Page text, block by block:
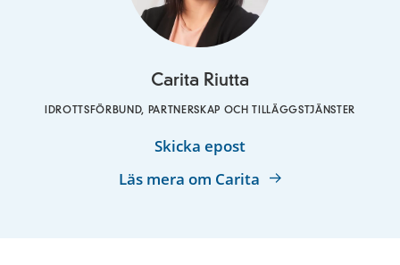
Carita Riutta
IDROTTSFÖRBUND, PARTNERSKAP OCH TILLÄGGSTJÄNSTER
Skicka epostCarita
Läs mera om Carita